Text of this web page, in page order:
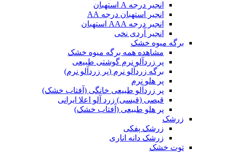
انجیر درجه A استهبان
انجیر استهبان درجه AA
انجیر درجه AAA استهبان
انجیر آردی نخی
برگه میوه خشک
مشاهده همه برگه میوه خشک
پر زردآلو نرم گوشتی طبیعی
برگه زردآلو نرم (پر زردآلو نرم)
پر هلو نرم
پر زردآلو طبیعی خانگی (آفتاب خشک)
قیصی (قیسی) زرد آلو اعلا ایرانی
پر هلو طبیعی (آفتاب خشک)
زرشک
زرشک پفکی
زرشک دانه اناری
توت خشک